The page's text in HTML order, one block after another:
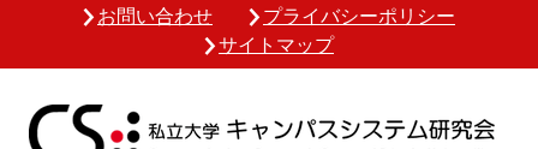
お問い合わせ
プライバシーポリシー
サイトマップ